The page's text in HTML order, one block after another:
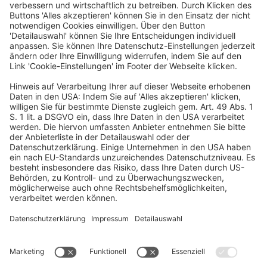
Marketing&Social Media
sina.goy@dfvcg.de
+49 69 7595-1904
Ein Business-Event von: